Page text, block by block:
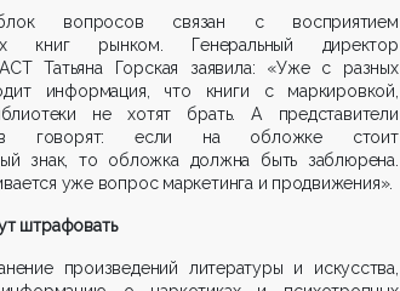
вопросов связан с восприятием
книг рынком. Генеральный директор
АСТ Татьяна Горская заявила: «Уже с разных
информация, что книги с маркировкой,
не хотят брать. А представители
говорят: если на обложке стоит
знак, то обложка должна быть заблюрена.
уже вопрос маркетинга и продвижения».
штрафовать
произведений литературы и искус­ства,